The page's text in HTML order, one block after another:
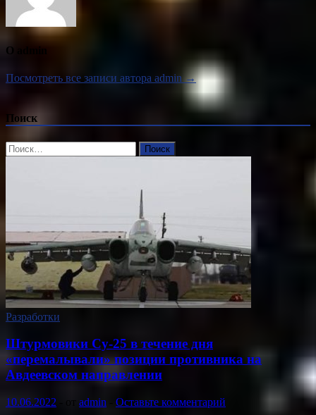
О admin
Посмотреть все записи автора admin →
Поиск
Найти:
Разработки
Штурмовики Су-25 в течение дня
«перемалывали» позиции противника на
Авдеевском направлении
10.06.2022 от admin Оставьте комментарий